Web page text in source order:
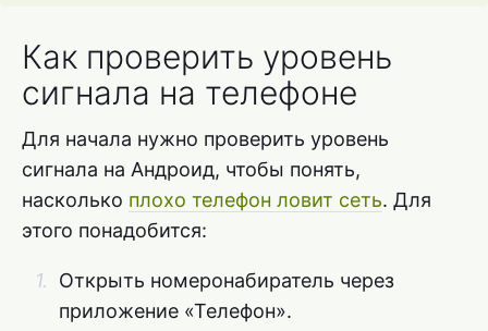
Как проверить уровень
сигнала на телефоне
Для начала нужно проверить уровень
сигнала на Андроид, чтобы понять,
насколько плохо телефон ловит сеть. Для
этого понадобится:
Открыть номеронабиратель через
приложение «Телефон».